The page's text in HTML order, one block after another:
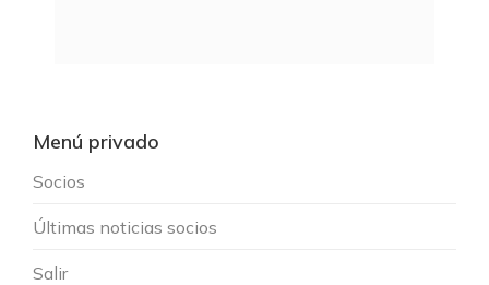
Menú privado
Socios
Últimas noticias socios
Salir